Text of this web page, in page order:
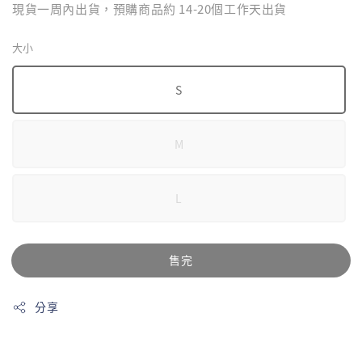
現貨一周內出貨，預購商品約 14-20個工作天出貨
大小
S
M
L
售完
分享